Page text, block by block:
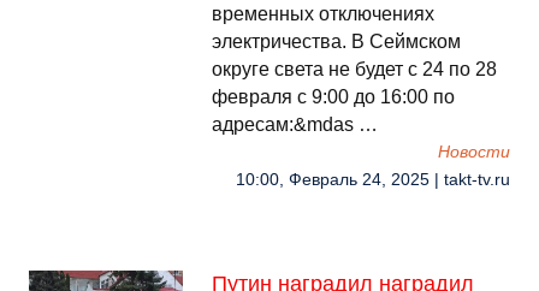
временных отключениях
электричества. В Сеймском
округе света не будет с 24 по 28
февраля с 9:00 до 16:00 по
адресам:&mdas …
Новости
10:00, Февраль 24, 2025 | takt-tv.ru
Путин наградил наградил